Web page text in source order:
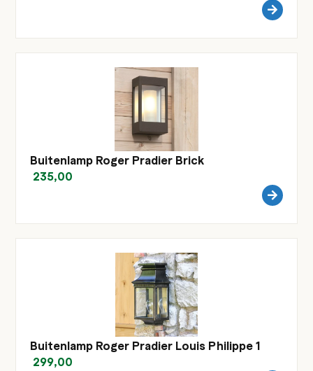
Buitenlamp Roger Pradier Brick
235,00
Buitenlamp Roger Pradier Louis Philippe 1
299,00